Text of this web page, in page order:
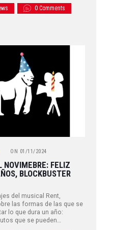
0 Comments
ON 01/11/2024
NOVIMEBRE: FELIZ
BLOCKBUSTER
del musical Rent,
las formas de las que se
lo que dura un año:
que se pueden…